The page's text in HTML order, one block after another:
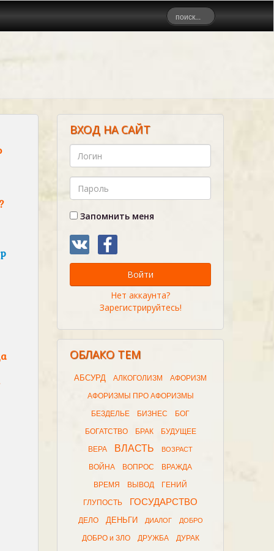
ВХОД НА САЙТ
Запомнить меня
Войти
Нет аккаунта?
Зарегистрируйтесь!
ОБЛАКО ТЕМ
АБСУРД АЛКОГОЛИЗМ АФОРИЗМ
АФОРИЗМЫ ПРО АФОРИЗМЫ
БЕЗДЕЛЬЕ БИЗНЕС БОГ
БОГАТСТВО БРАК БУДУЩЕЕ
ВЕРА ВЛАСТЬ ВОЗРАСТ
ВОЙНА ВОПРОС ВРАЖДА
ВРЕМЯ ВЫВОД ГЕНИЙ
ГЛУПОСТЬ ГОСУДАРСТВО
ДЕЛО ДЕНЬГИ ДИАЛОГ ДОБРО
ДОБРО и ЗЛО ДРУЖБА ДУРАК